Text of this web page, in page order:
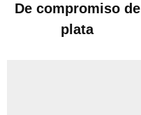
De compromiso de
plata